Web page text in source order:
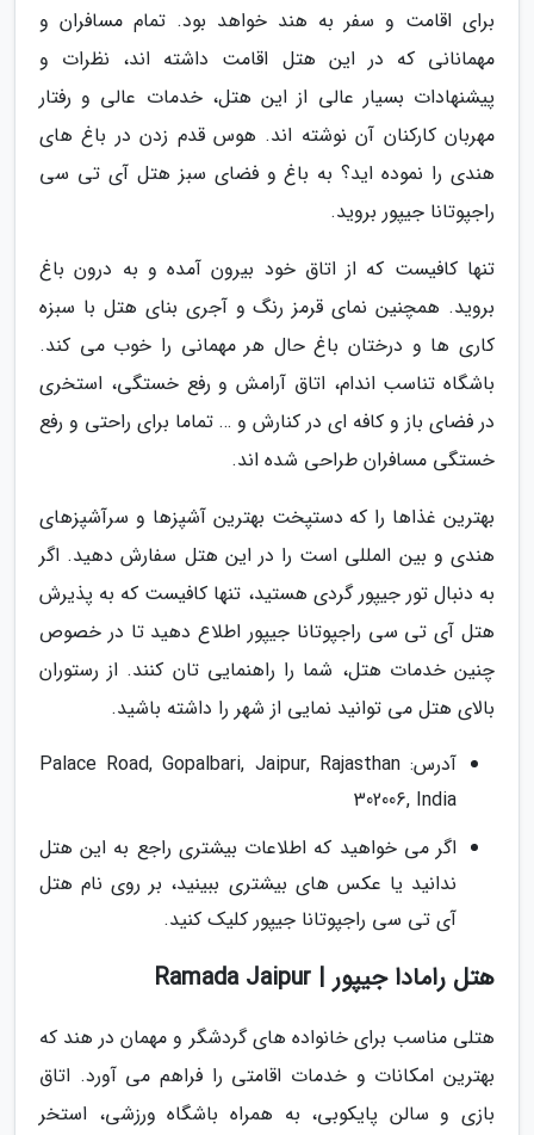
برای اقامت و سفر به هند خواهد بود. تمام مسافران و
مهمانانی که در این هتل اقامت داشته اند، نظرات و
پیشنهادات بسیار عالی از این هتل، خدمات عالی و رفتار
مهربان کارکنان آن نوشته اند. هوس قدم زدن در باغ های
هندی را نموده اید؟ به باغ و فضای سبز هتل آی تی سی
راجپوتانا جیپور بروید.
تنها کافیست که از اتاق خود بیرون آمده و به درون باغ
بروید. همچنین نمای قرمز رنگ و آجری بنای هتل با سبزه
کاری ها و درختان باغ حال هر مهمانی را خوب می کند.
باشگاه تناسب اندام، اتاق آرامش و رفع خستگی، استخری
در فضای باز و کافه ای در کنارش و … تماما برای راحتی و رفع
خستگی مسافران طراحی شده اند.
بهترین غذاها را که دستپخت بهترین آشپزها و سرآشپزهای
هندی و بین المللی است را در این هتل سفارش دهید. اگر
به دنبال تور جیپور گردی هستید، تنها کافیست که به پذیرش
هتل آی تی سی راجپوتانا جیپور اطلاع دهید تا در خصوص
چنین خدمات هتل، شما را راهنمایی تان کنند. از رستوران
بالای هتل می توانید نمایی از شهر را داشته باشید.
آدرس: Palace Road, Gopalbari, Jaipur, Rajasthan
302006, India
اگر می خواهید که اطلاعات بیشتری راجع به این هتل
ندانید یا عکس های بیشتری ببینید، بر روی نام هتل
آی تی سی راجپوتانا جیپور کلیک کنید.
هتل رامادا جیپور | Ramada Jaipur
هتلی مناسب برای خانواده های گردشگر و مهمان در هند که
بهترین امکانات و خدمات اقامتی را فراهم می آورد. اتاق
بازی و سالن پایکوبی، به همراه باشگاه ورزشی، استخر